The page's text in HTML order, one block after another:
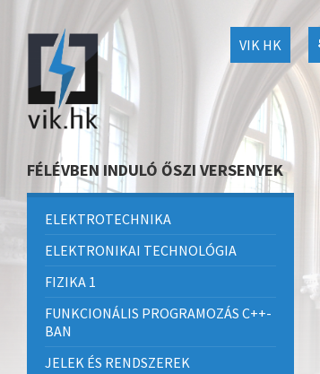
VIK HK
FÉLÉVBEN INDULÓ ŐSZI VERSENYEK
ELEKTROTECHNIKA
ELEKTRONIKAI TECHNOLÓGIA
FIZIKA 1
FUNKCIONÁLIS PROGRAMOZÁS C++-
BAN
JELEK ÉS RENDSZEREK